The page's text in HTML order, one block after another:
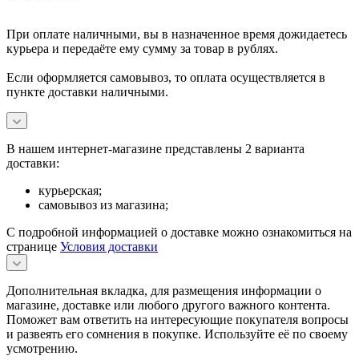
При оплате наличными, вы в назначенное время дожидаетесь
курьера и передаёте ему сумму за товар в рублях.
Если оформляется самовывоз, то оплата осуществляется в
пункте доставки наличными.
В нашем интернет-магазине представлены 2 варианта
доставки:
курьерская;
самовывоз из магазина;
С подробной информацией о доставке можно ознакомиться на
странице Условия доставки
Дополнительная вкладка, для размещения информации о
магазине, доставке или любого другого важного контента.
Поможет вам ответить на интересующие покупателя вопросы
и развеять его сомнения в покупке. Используйте её по своему
усмотрению.